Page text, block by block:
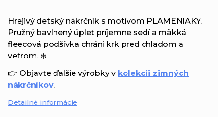
Hrejivý detský nákrčník s motívom PLAMENIAKY.
Pružný bavlnený úplet príjemne sedí a mäkká
fleecová podšívka chráni krk pred chladom a
vetrom. ❄️
👉 Objavte ďalšie výrobky v kolekcii zimných
nákrčníkov.
Detailné informácie